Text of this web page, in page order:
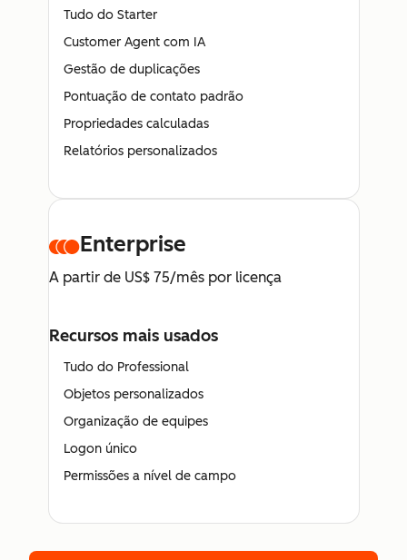
Tudo do Starter
Customer Agent com IA
Gestão de duplicações
Pontuação de contato padrão
Propriedades calculadas
Relatórios personalizados
Enterprise
A partir de US$ 75/mês por licença
Recursos mais usados
Tudo do Professional
Objetos personalizados
Organização de equipes
Logon único
Permissões a nível de campo